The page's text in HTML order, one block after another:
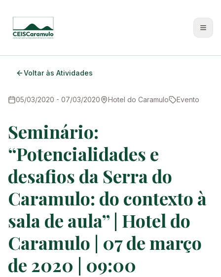
Sobre Nós
Oficina do Burel
Escola dos Nossos Avós
Biblioteca JRS
Oficinas de formação
Publicações
Recursos
Voltar às Atividades
05/03/2020 - 07/03/2020 Hotel do Caramulo Evento
Seminário:
“Potencialidades e
desafios da Serra do
Caramulo: do contexto à
sala de aula” | Hotel do
Caramulo | 07 de março
de 2020 | 09:00